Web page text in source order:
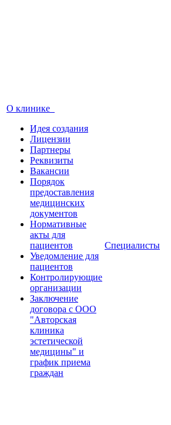
О клинике
Идея создания
Лицензии
Партнеры
Реквизиты
Вакансии
Порядок
предоставления
медицинских
документов
Нормативные
акты для
пациентов
Уведомление для
пациентов
Контролирующие
организации
Заключение
договора с ООО
"Авторская
клиника
эстетической
медицины" и
график приема
граждан
Специалисты